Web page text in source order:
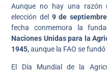
Aunque no hay una razón
elección del 9 de septiembre
fecha conmemora la
Naciones Unidas para la
1945,aunque la FAO se
El Día Mundial de la